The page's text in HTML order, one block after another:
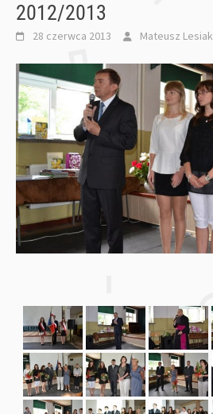
2012/2013
28 czerwca 2013 Mateusz Lesiak